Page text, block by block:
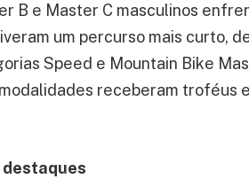
B e Master C masculinos
um percurso mais curto,
Speed e Mountain Bike
receberam troféus